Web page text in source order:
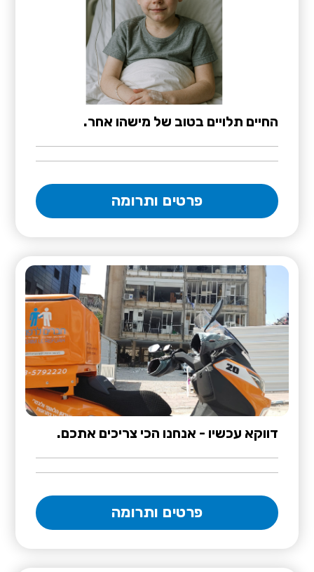
החיים תלויים בטוב של מישהו אחר.
פרטים ותרומה
דווקא עכשיו - אנחנו הכי צריכים אתכם.
פרטים ותרומה